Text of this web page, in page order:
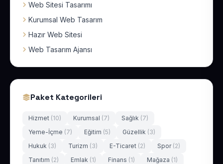
Web Sitesi Tasarımı
Kurumsal Web Tasarım
Hazır Web Sitesi
Web Tasarım Ajansı
Paket Kategorileri
Hizmet (10) Kurumsal (7) Sağlık (7)
Yeme-İçme (7) Eğitim (5) Güzellik (3)
Hukuk (3) Turizm (3) E-Ticaret (2) Spor (2)
Tanıtım (2) Emlak (1) Finans (1) Mağaza (1)